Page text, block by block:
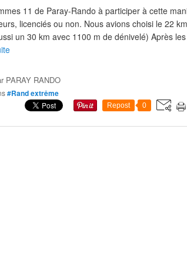
11 de Paray-Rando à participer à cette
licenciés ou non. Nous avions choisi le 22
un 30 km avec 1100 m de dénivelé) Après
PARAY RANDO
#Rand extrême
Repost 0